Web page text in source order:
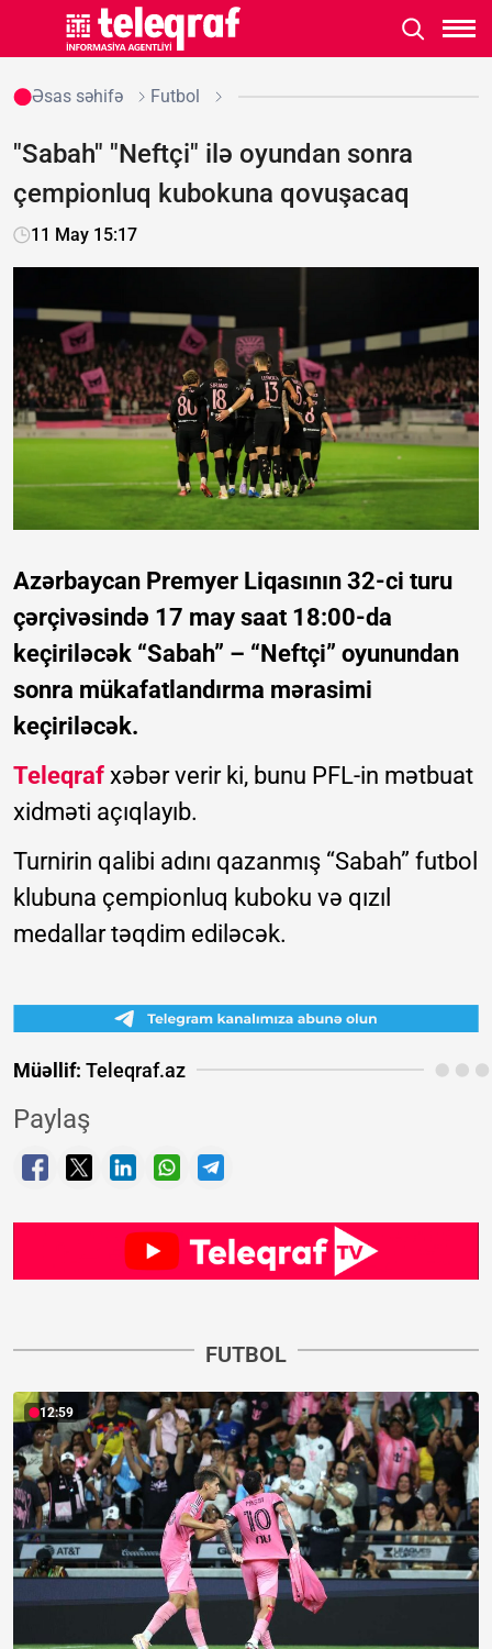
Əsas səhifə Futbol
"Sabah" "Neftçi" ilə oyundan sonra
çempionluq kubokuna qovuşacaq
11 May 15:17
Azərbaycan Premyer Liqasının 32-ci turu
çərçivəsində 17 may saat 18:00-da
keçiriləcək “Sabah” – “Neftçi” oyunundan
sonra mükafatlandırma mərasimi
keçiriləcək.
Teleqraf xəbər verir ki, bunu PFL-in mətbuat
xidməti açıqlayıb.
Turnirin qalibi adını qazanmış “Sabah” futbol
klubuna çempionluq kuboku və qızıl
medallar təqdim ediləcək.
Müəllif: Teleqraf.az
Paylaş
FUTBOL
12:59